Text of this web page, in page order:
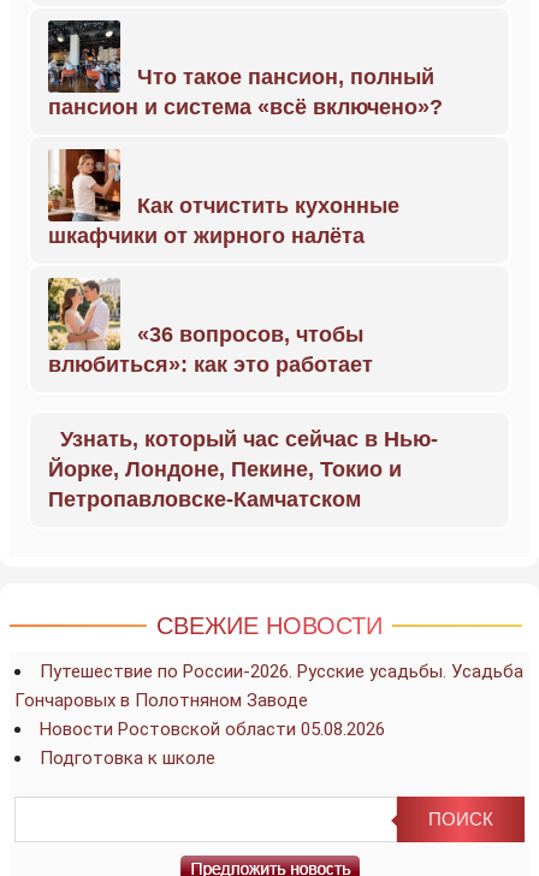
Что такое пансион, полный
пансион и система «всё включено»?
Как отчистить кухонные
шкафчики от жирного налёта
«36 вопросов, чтобы
влюбиться»: как это работает
Узнать, который час сейчас в Нью-
Йорке, Лондоне, Пекине, Токио и
Петропавловске-Камчатском
СВЕЖИЕ НОВОСТИ
Путешествие по России-2026. Русские усадьбы. Усадьба
Гончаровых в Полотняном Заводе
Новости Ростовской области 05.08.2026
Подготовка к школе